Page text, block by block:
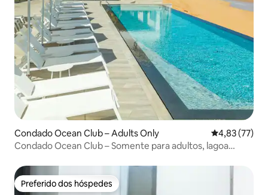
Condado Ocean Club – Adults Only 4,83 de uma
4,83 (77)
Condado Ocean Club – Somente para adultos, lagoa
Preferido dos hóspedes
Preferido dos hóspedes